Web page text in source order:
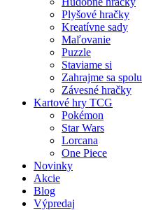
Plyšové hračky
Kreatívne sady
Maľovanie
Puzzle
Staviame si
Zahrajme sa spolu
Závesné hračky
Kartové hry TCG
Pokémon
Star Wars
Lorcana
One Piece
Novinky
Akcie
Blog
Výpredaj